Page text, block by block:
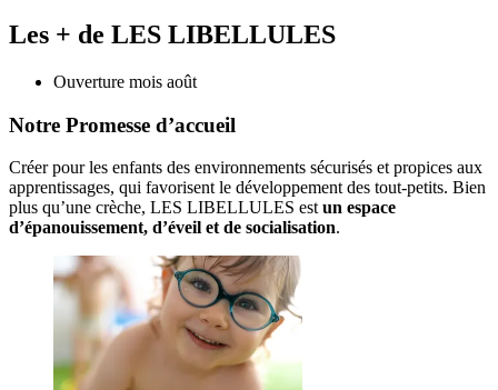
Les + de LES LIBELLULES
Ouverture mois août
Notre Promesse d’accueil
Créer pour les enfants des environnements sécurisés et propices aux
apprentissages, qui favorisent le développement des tout-petits. Bien
plus qu’une crèche, LES LIBELLULES est un espace
d’épanouissement, d’éveil et de socialisation.